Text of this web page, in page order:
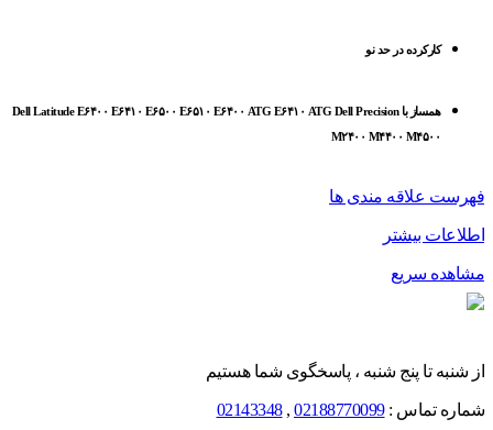
کارکرده در حد نو
همساز با Dell Latitude E۶۴۰۰ E۶۴۱۰ E۶۵۰۰ E۶۵۱۰ E۶۴۰۰ ATG E۶۴۱۰ ATG Dell Precision
M۲۴۰۰ M۴۴۰۰ M۴۵۰۰
فهرست علاقه مندی ها
اطلاعات بیشتر
مشاهده سریع
از شنبه تا پنج شنبه ، پاسخگوی شما هستیم
شماره تماس :02188770099
,
02143348